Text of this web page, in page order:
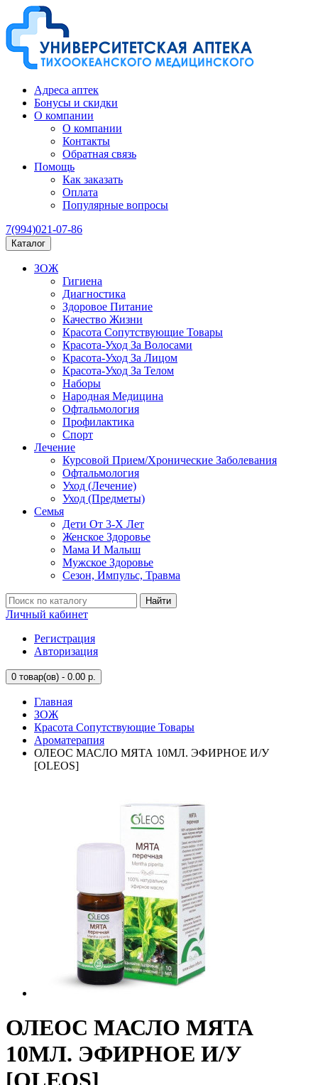
Адреса аптек
Бонусы и скидки
О компании
О компании
Контакты
Обратная связь
Помощь
Как заказать
Оплата
Популярные вопросы
7(994)021-07-86
Каталог
ЗОЖ
Гигиена
Диагностика
Здоровое Питание
Качество Жизни
Красота Сопутствующие Товары
Красота-Уход За Волосами
Красота-Уход За Лицом
Красота-Уход За Телом
Наборы
Народная Медицина
Офтальмология
Профилактика
Спорт
Лечение
Курсовой Прием/Хронические Заболевания
Офтальмология
Уход (Лечение)
Уход (Предметы)
Семья
Дети От 3-Х Лет
Женское Здоровье
Мама И Малыш
Мужское Здоровье
Сезон, Импульс, Травма
Найти
Личный кабинет
Регистрация
Авторизация
0 товар(ов) - 0.00 р.
Главная
ЗОЖ
Красота Сопутствующие Товары
Ароматерапия
ОЛЕОС МАСЛО МЯТА 10МЛ. ЭФИРНОЕ И/У
[OLEOS]
ОЛЕОС МАСЛО МЯТА
10МЛ. ЭФИРНОЕ И/У